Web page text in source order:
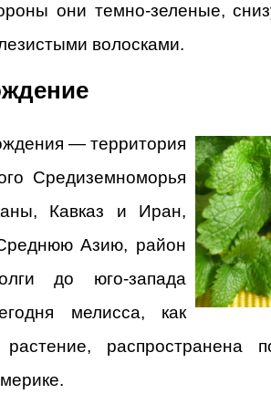
они темно-зеленые,
волосками.
— территория
Средиземноморья
Кавказ и Иран,
Азию, район
до юго-запада
мелисса, как
растение,